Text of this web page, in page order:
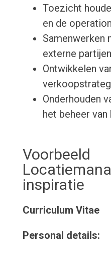
Toezicht
en de
Samenwerken
externe partijen
Ontwikkelen
Onderhouden
het beheer
Voorbeeld
inspiratie
Curriculum Vitae
Personal details: